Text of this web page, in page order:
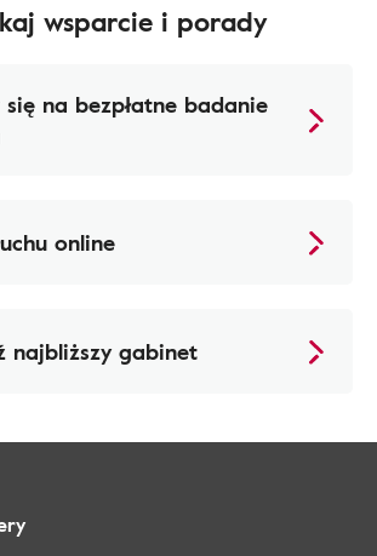
wsparcie i porady
się na bezpłatne badanie
online
najbliższy gabinet